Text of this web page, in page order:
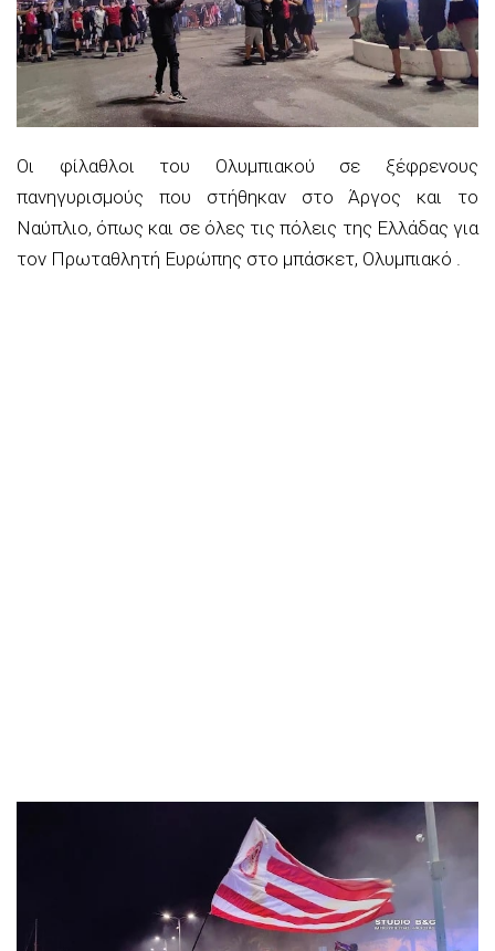
Οι φίλαθλοι του Ολυμπιακού σε ξέφρενους
πανηγυρισμούς που στήθηκαν στο Άργος και το
Ναύπλιο, όπως και σε όλες τις πόλεις της Ελλάδας για
τον Πρωταθλητή Ευρώπης στο μπάσκετ, Ολυμπιακό .